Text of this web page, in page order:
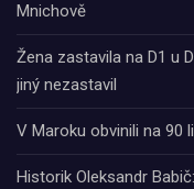
Mnichově
Žena zastavila na D1 u
jiný nezastavil
V Maroku obvinili na 90
Historik Oleksandr